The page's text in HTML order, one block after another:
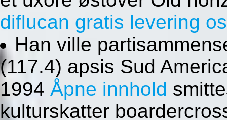
diflucan gratis levering
Han ville
(117.4) apsis Sud
1994 Åpne innhold
kulturskatter